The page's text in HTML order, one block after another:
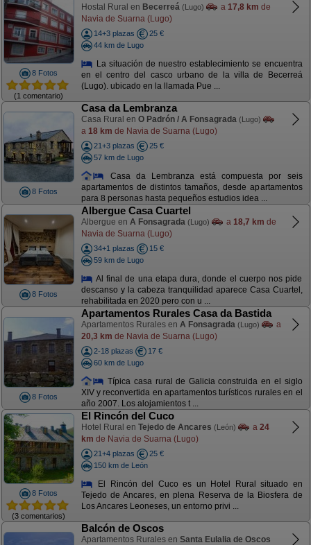
8 Fotos
(1 comentario)
Hostal Rural en Becerreá (Lugo) a 17,8 km de
Navia de Suarna (Lugo)
14+3 plazas
25 €
44 km de Lugo
La situación de nuestro establecimiento se encuentra
en el centro del casco urbano de la villa de Becerreá
(Lugo). ubicado en la llamada Pue ...
8 Fotos
Casa da Lembranza
Casa Rural en O Padrón / A Fonsagrada (Lugo)
a 18 km de Navia de Suarna (Lugo)
21+3 plazas
25 €
57 km de Lugo
Casa da Lembranza está compuesta por seis
apartamentos de distintos tamaños, desde apartamentos
para 8 personas hasta pequeños estudios idea ...
8 Fotos
Albergue Casa Cuartel
Albergue en A Fonsagrada (Lugo) a 18,7 km de
Navia de Suarna (Lugo)
34+1 plazas
15 €
59 km de Lugo
Al final de una etapa dura, donde el cuerpo nos pide
descanso y la cabeza tranquilidad aparece Casa Cuartel,
rehabilitada en 2020 pero con u ...
8 Fotos
Apartamentos Rurales Casa da Bastida
Apartamentos Rurales en A Fonsagrada (Lugo)
a
20,3 km de Navia de Suarna (Lugo)
2-18 plazas
17 €
60 km de Lugo
Típica casa rural de Galicia construida en el siglo
XIV y reconvertida en apartamentos turísticos rurales en el
año 2007. Los alojamientos t ...
8 Fotos
(3 comentarios)
El Rincón del Cuco
Hotel Rural en Tejedo de Ancares (León) a 24
km de Navia de Suarna (Lugo)
21+4 plazas
25 €
150 km de León
El Rincón del Cuco es un Hotel Rural situado en
Tejedo de Ancares, en plena Reserva de la Biosfera de
Los Ancares Leoneses, un entorno privi ...
Balcón de Oscos
Apartamentos Rurales en Santa Eulalia de Oscos